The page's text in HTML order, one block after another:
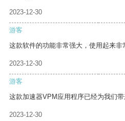
2023-12-30
游客
这款软件的功能非常强大，使用起来非
2023-12-30
游客
这款加速器VPM应用程序已经为我们带
2023-12-30